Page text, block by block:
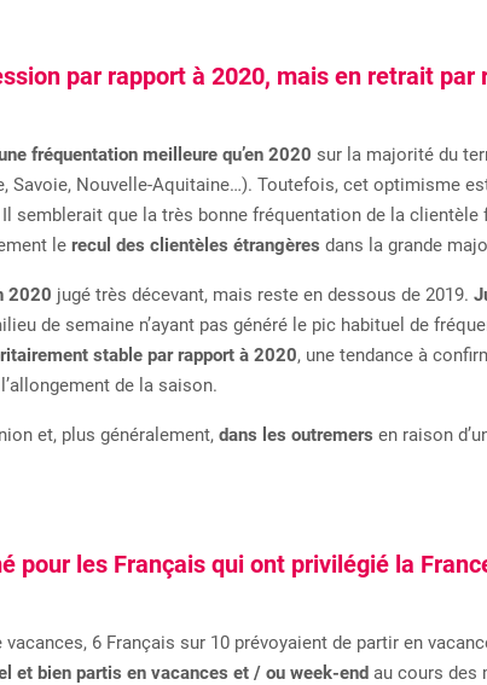
par rapport à 2020, mais en retrait par
fréquentation meilleure qu’en 2020 sur la majorité du
Savoie, Nouvelle-Aquitaine…). Toutefois, cet optimisme
Il semblerait que la très bonne fréquentation de la clientèle
le recul des clientèles étrangères dans la grande
2020 jugé très décevant, mais reste en dessous de 2019.
de semaine n’ayant pas généré le pic habituel de
stable par rapport à 2020, une tendance à
de la saison.
et, plus généralement, dans les outremers en raison
pour les Français qui ont privilégié la
6 Français sur 10 prévoyaient de partir en
et bien partis en vacances et / ou week-end au cours des